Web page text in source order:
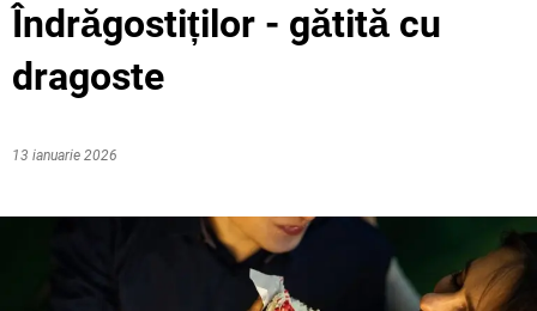
Îndrăgostiților - gătită cu
dragoste
13 ianuarie 2026